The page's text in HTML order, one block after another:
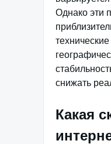
Однако эти
снижать
Какая